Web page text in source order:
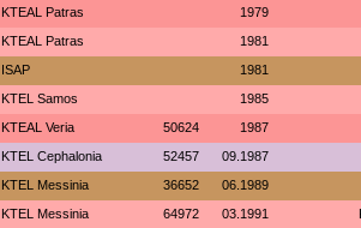
KTEAL Patras 1979
KTEAL Patras 1981
ISAP 1981
KTEL Samos 1985
KTEAL Veria 50624 1987
KTEL Cephalonia 52457 09.1987
KTEL Messinia 36652 06.1989
KTEL Messinia 64972 03.1991